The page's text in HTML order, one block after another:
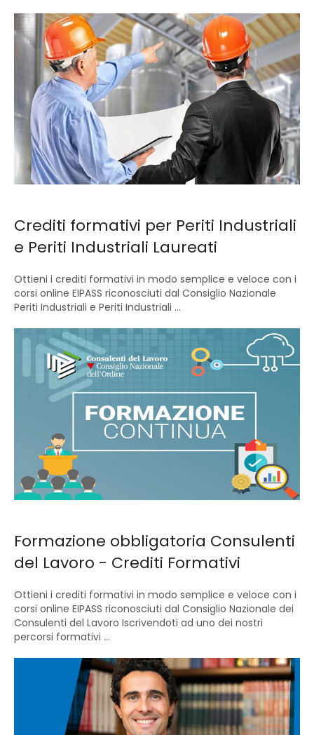
Crediti formativi per Periti Industriali
e Periti Industriali Laureati
Ottieni i crediti formativi in modo semplice e veloce con i
corsi online EIPASS riconosciuti dal Consiglio Nazionale
Periti Industriali e Periti Industriali ...
Formazione obbligatoria Consulenti
del Lavoro - Crediti Formativi
Ottieni i crediti formativi in modo semplice e veloce con i
corsi online EIPASS riconosciuti dal Consiglio Nazionale dei
Consulenti del Lavoro Iscrivendoti ad uno dei nostri
percorsi formativi ...